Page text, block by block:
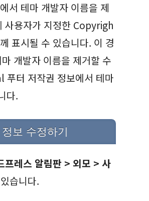
서 테마 개발자 이름을 제
사용자가 지정한 Copyrigh
표시될 수 있습니다. 이 경
개발자 이름을 제거할 수
푸터 저작권 정보에서 테마
다.
보 수정하기
프레스 알림판 > 외모 > 사
습니다.